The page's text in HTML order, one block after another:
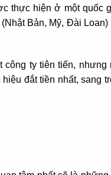
thực hiện ở một quốc
Bản, Mỹ, Đài
ty tiên tiến, nhưng
đắt tiền nhất, sang